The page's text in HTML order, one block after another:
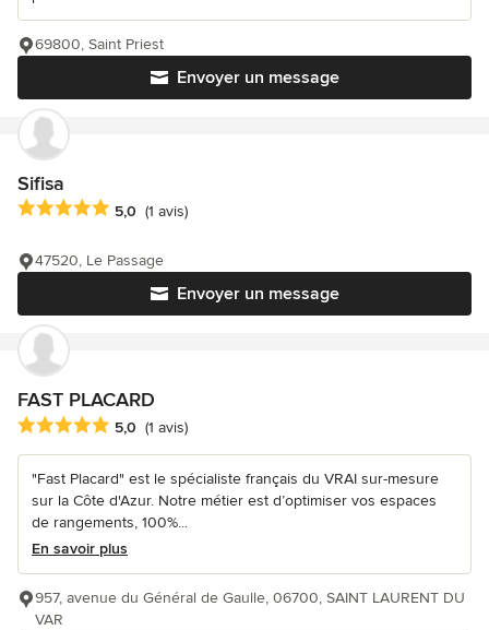
Envoyer un message
69800, Saint Priest
Sifisa
Note moyenne : 5 étoiles sur 5
5,0 (1 avis)
Envoyer un message
47520, Le Passage
FAST PLACARD
Note moyenne : 5 étoiles sur 5
5,0 (1 avis)
"Fast Placard" est le spécialiste français du VRAI sur-mesure
sur la Côte d'Azur. Notre métier est d’optimiser vos espaces
de rangements, 100%...
En savoir plus
957, avenue du Général de Gaulle, 06700, SAINT LAURENT DU
VAR